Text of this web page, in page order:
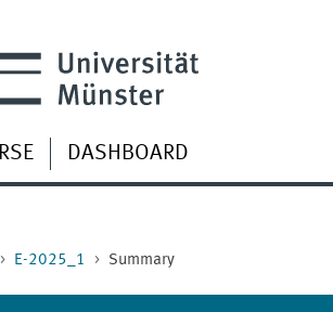
DASHBOARD
E-2025_1 Summary